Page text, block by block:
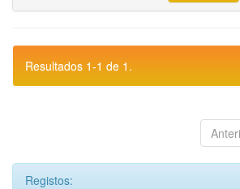
Resultados 1-1 de 1.
Registos: